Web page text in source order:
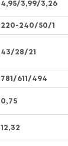
4,95/3,99/3,26
220-240/50/1
43/28/21
781/611/494
0,75
12,32